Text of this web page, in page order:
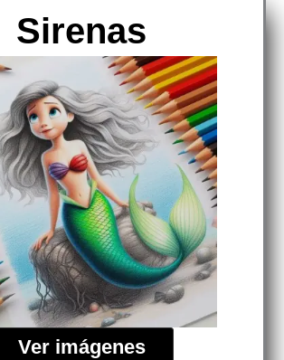
Sirenas
Ver imágenes